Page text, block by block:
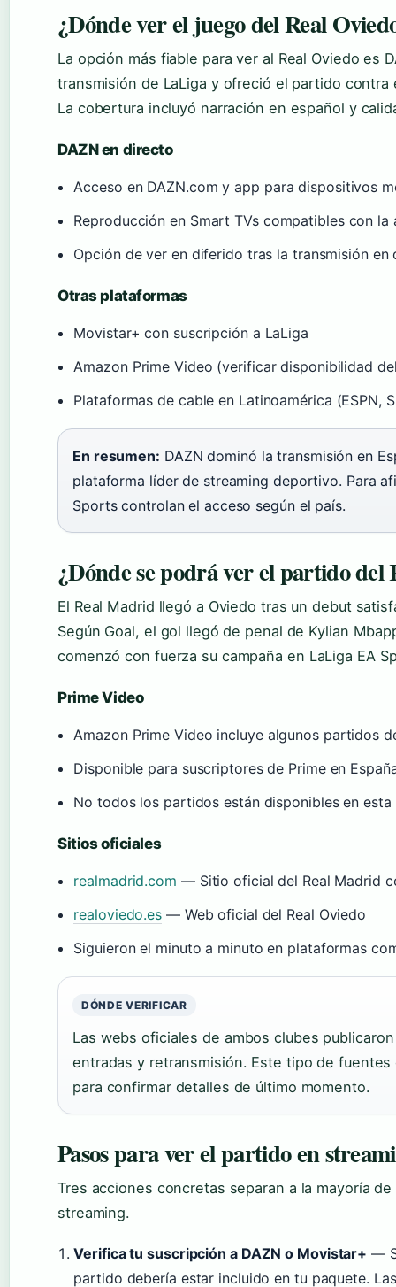
¿Dónde ver el juego del Real
La opción más fiable para ver al Real Oviedo es
transmisión de LaLiga y ofreció el partido contra
La cobertura incluyó narración en español y
DAZN en directo
Acceso en DAZN.com y app para dispositivos
Reproducción en Smart TVs compatibles con la
Opción de ver en diferido tras la transmisión en
Otras plataformas
Movistar+ con suscripción a LaLiga
Amazon Prime Video (verificar disponibilidad
Plataformas de cable en Latinoamérica (ESPN,
En resumen: DAZN dominó la transmisión en
plataforma líder de streaming deportivo. Para
Sports controlan el acceso según el país.
¿Dónde se podrá ver el partido
El Real Madrid llegó a Oviedo tras un debut
Según Goal, el gol llegó de penal de Kylian
comenzó con fuerza su campaña en LaLiga EA
Prime Video
Amazon Prime Video incluye algunos partidos
Disponible para suscriptores de Prime en
No todos los partidos están disponibles en
Sitios oficiales
realmadrid.com — Sitio oficial del Real Madrid
realoviedo.es — Web oficial del Real Oviedo
Siguieron el minuto a minuto en plataformas
DÓNDE VERIFICAR
Las webs oficiales de ambos clubes
entradas y retransmisión. Este tipo de
para confirmar detalles de último momento.
Pasos para ver el partido en
Tres acciones concretas separan a la mayoría
streaming.
Verifica tu suscripción a DAZN o Movistar+ —
partido debería estar incluido en tu paquete.